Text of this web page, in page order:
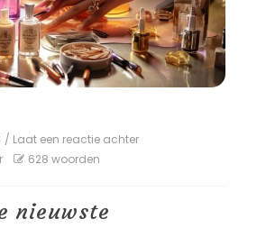
/ Laat een reactie achterop
628 woorden
nieuwste